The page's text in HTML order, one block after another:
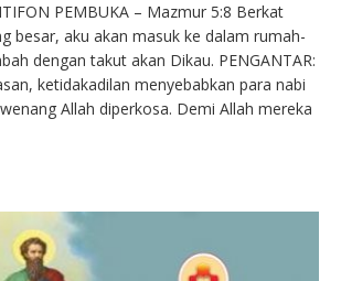
PEMBUKA – Mazmur 5:8 Berkat
besar, aku akan masuk ke dalam rumah-
dengan takut akan Dikau. PENGANTAR:
ketidakadilan menyebabkan para nabi
Allah diperkosa. Demi Allah mereka
itu. Dalam kesulitan, para murid mohon